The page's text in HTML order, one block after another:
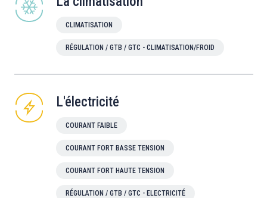
CLIMATISATION
RÉGULATION / GTB / GTC - CLIMATISATION/FROID
L'électricité
COURANT FAIBLE
COURANT FORT BASSE TENSION
COURANT FORT HAUTE TENSION
RÉGULATION / GTB / GTC - ELECTRICITÉ